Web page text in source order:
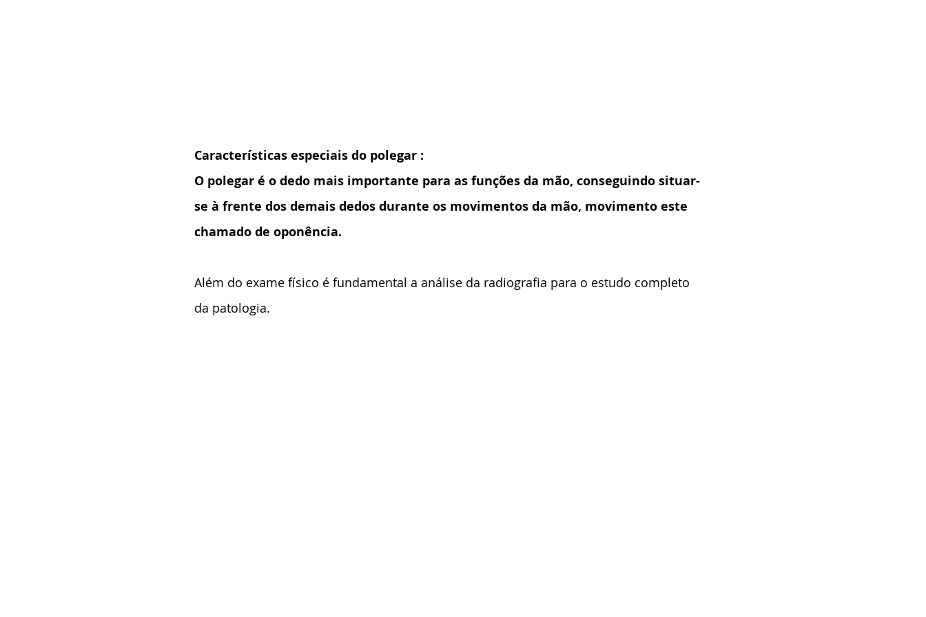
Características especiais do polegar :
O polegar é o dedo mais importante para as funções da mão, conseguindo situar-
se à frente dos demais dedos durante os movimentos da mão, movimento este
chamado de oponência.
Além do exame físico é fundamental a análise da radiografia para o estudo completo
da patologia.